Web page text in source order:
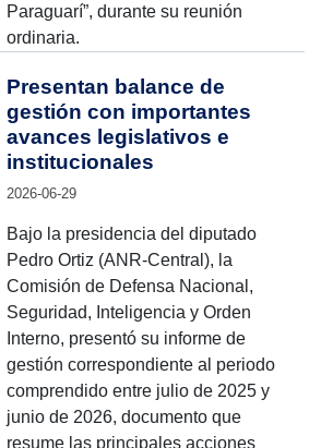
Paraguarí”, durante su reunión
ordinaria.
Presentan balance de
gestión con importantes
avances legislativos e
institucionales
2026-06-29
Bajo la presidencia del diputado
Pedro Ortiz (ANR-Central), la
Comisión de Defensa Nacional,
Seguridad, Inteligencia y Orden
Interno, presentó su informe de
gestión correspondiente al periodo
comprendido entre julio de 2025 y
junio de 2026, documento que
resume las principales acciones